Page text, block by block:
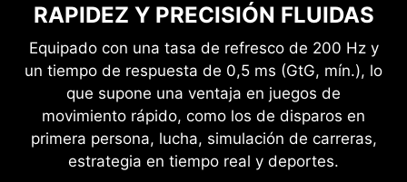
RAPIDEZ Y PRECISIÓN FLUIDAS
Equipado con una tasa de refresco de 200 Hz y
un tiempo de respuesta de 0,5 ms (GtG, mín.), lo
que supone una ventaja en juegos de
movimiento rápido, como los de disparos en
primera persona, lucha, simulación de carreras,
estrategia en tiempo real y deportes.
COMODIDAD.
Las tecnologías Anti-Flicker y de Reducción de
Luz Azul ofrecen una experiencia visual mucho
más cómoda al reducir el parpadeo y mostrar
niveles más bajos de luz azul. Puedes jugar
durante más tiempo sin sentir fatiga visual.
El monitor para juegos de MSI está fabricado con
tecnología Adaptive Sync para conseguir
imágenes fluidas en tus partidas. La tecnología
Adaptive Sync sincronizará la tasa de refresco
de tu monitor con tu GPU para eliminar el tearing
o tartamudeo de la pantalla. Las imágenes
ultranítidas y sin retrasos que proporciona